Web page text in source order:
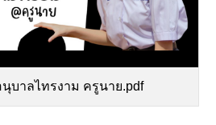
นุบาลไทรงาม ครูนาย.pdf